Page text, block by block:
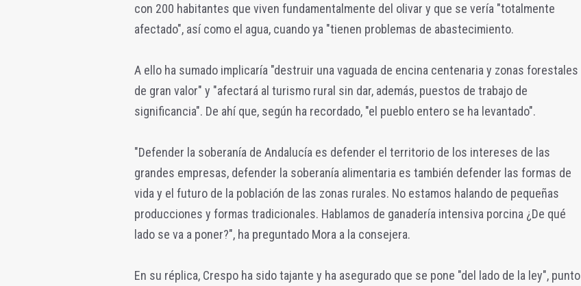
con 200 habitantes que viven fundamentalmente del olivar y que se vería "totalmente
afectado", así como el agua, cuando ya "tienen problemas de abastecimiento.
A ello ha sumado implicaría "destruir una vaguada de encina centenaria y zonas forestales
de gran valor" y "afectará al turismo rural sin dar, además, puestos de trabajo de
significancia". De ahí que, según ha recordado, "el pueblo entero se ha levantado".
"Defender la soberanía de Andalucía es defender el territorio de los intereses de las
grandes empresas, defender la soberanía alimentaria es también defender las formas de
vida y el futuro de la población de las zonas rurales. No estamos halando de pequeñas
producciones y formas tradicionales. Hablamos de ganadería intensiva porcina ¿De qué
lado se va a poner?", ha preguntado Mora a la consejera.
En su réplica, Crespo ha sido tajante y ha asegurado que se pone "del lado de la ley", punto